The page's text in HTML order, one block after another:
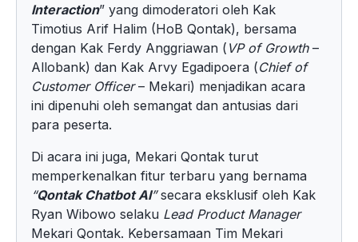
Interaction” yang dimoderatori oleh Kak
Timotius Arif Halim (HoB Qontak), bersama
dengan Kak Ferdy Anggriawan ( VP of Growth–
Allobank) dan Kak Arvy Egadipoera (Chief of
Customer Officer– Mekari) menjadikan acara
ini dipenuhi oleh semangat dan antusias dari
para peserta.
Di acara ini juga, Mekari Qontak turut
memperkenalkan fitur terbaru yang bernama
“Qontak Chatbot AI”secara eksklusif oleh Kak
Ryan Wibowo selaku Lead Product Manager
Mekari Qontak. Kebersamaan Tim Mekari